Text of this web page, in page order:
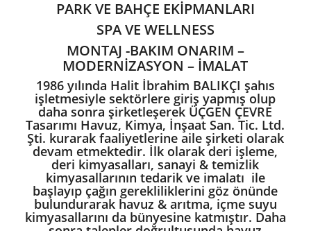
PARK VE BAHÇE EKİPMANLARI
SPA VE WELLNESS
MONTAJ -BAKIM ONARIM –
MODERNİZASYON – İMALAT
1986 yılında Halit İbrahim BALIKÇI şahıs
işletmesiyle sektörlere giriş yapmış olup
daha sonra şirketleşerek ÜÇGEN ÇEVRE
Tasarımı Havuz, Kimya, İnşaat San. Tic. Ltd.
Şti. kurarak faaliyetlerine aile şirketi olarak
devam etmektedir. İlk olarak deri işleme,
deri kimyasalları, sanayi & temizlik
kimyasallarının tedarik ve imalatı ile
başlayıp çağın gerekliliklerini göz önünde
bulundurarak havuz & arıtma, içme suyu
kimyasallarını da bünyesine katmıştır. Daha